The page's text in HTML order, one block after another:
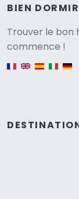
BIEN
Trouver le bon
commence !